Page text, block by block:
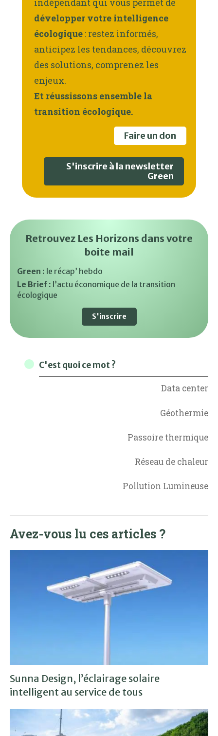
indépendant qui vous permet de
développer votre intelligence
écologique : restez informés,
anticipez les tendances, découvrez
des solutions, comprenez les
enjeux.
Et réussissons ensemble la
transition écologique.
Faire un don
S'inscrire à la newsletter
Green
Retrouvez Les Horizons dans votre
boite mail
Green : le récap’ hebdo
Le Brief : l’actu économique de la transition
écologique
S'inscrire
C'est quoi ce mot ?
Data center
Géothermie
Passoire thermique
Réseau de chaleur
Pollution Lumineuse
Avez-vous lu ces articles ?
Sunna Design, l’éclairage solaire
intelligent au service de tous